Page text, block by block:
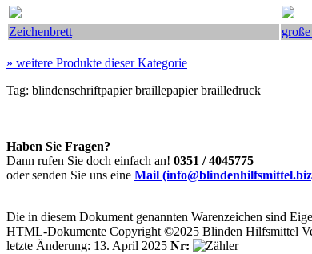
Zeichenbrett
» weitere Produkte dieser Kategorie
Tag: blindenschriftpapierbraillepapierbrailledruck
Haben Sie Fragen?
Dann rufen Sie doch einfach an! 0351 / 4045775
oder senden Sie uns eine Mail
Die in diesem Dokument genannten Warenzeichen sind
HTML-Dokumente Copyright ©2025 Blinden Hilfsmittel
letzte Änderung: 13. April 2025 Nr: